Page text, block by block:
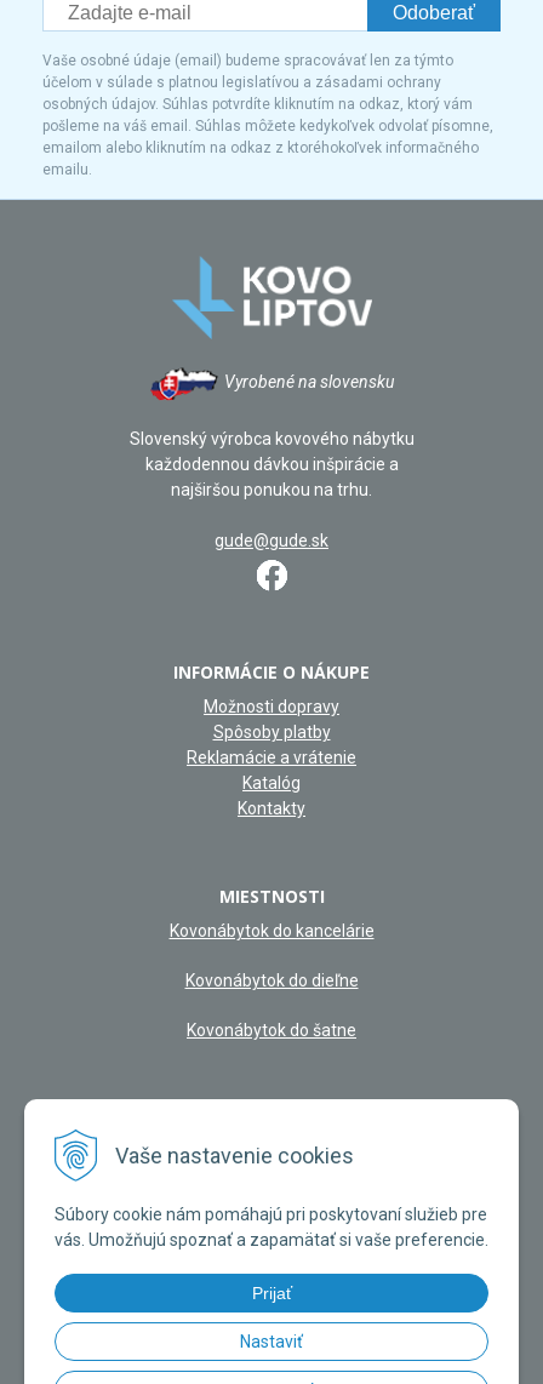
Vaše nastavenie cookies
Súbory cookie nám pomáhajú pri poskytovaní služieb pre
vás. Umožňujú spoznať a zapamätať si vaše preferencie.
Prijať
Nastaviť
Odoberať
Vaše osobné údaje (email) budeme spracovávať len za týmto
účelom v súlade s platnou legislatívou a zásadami ochrany
osobných údajov. Súhlas potvrdíte kliknutím na odkaz, ktorý vám
pošleme na váš email. Súhlas môžete kedykoľvek odvolať písomne,
emailom alebo kliknutím na odkaz z ktoréhokoľvek informačného
emailu.
Vyrobené na slovensku
Slovenský výrobca kovového nábytku
každodennou dávkou inšpirácie a
najširšou ponukou na trhu.
gude@gude.sk
INFORMÁCIE O NÁKUPE
Možnosti dopravy
Spôsoby platby
Reklamácie a vrátenie
Katalóg
Kontakty
MIESTNOSTI
Kovonábytok do kancelárie
Kovonábytok do dieľne
Kovonábytok do šatne